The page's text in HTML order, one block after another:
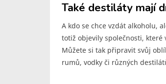
Také destiláty mají
A kdo se chce vzdát alkoholu,
totiž objevily společnosti,
Můžete si tak připravit svůj
rumů, vodky či různých